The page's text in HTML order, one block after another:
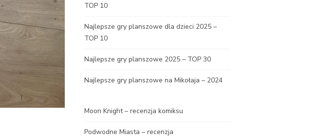
TOP 10
Najlepsze gry planszowe dla dzieci 2025 –
TOP 10
Najlepsze gry planszowe 2025 – TOP 30
Najlepsze gry planszowe na Mikołaja – 2024
Moon Knight – recenzja komiksu
Podwodne Miasta – recenzja